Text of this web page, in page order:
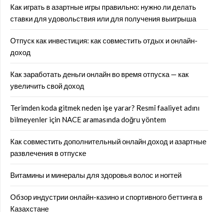
Как играть в азартные игры правильно: нужно ли делать
ставки для удовольствия или для получения выигрыша
Отпуск как инвестиция: как совместить отдых и онлайн-
доход
Как заработать деньги онлайн во время отпуска — как
увеличить свой доход
Terimden koda gitmek neden işe yarar? Resmî faaliyet adını
bilmeyenler için NACE aramasında doğru yöntem
Как совместить дополнительный онлайн доход и азартные
развлечения в отпуске
Витамины и минералы для здоровья волос и ногтей
Обзор индустрии онлайн-казино и спортивного беттинга в
Казахстане